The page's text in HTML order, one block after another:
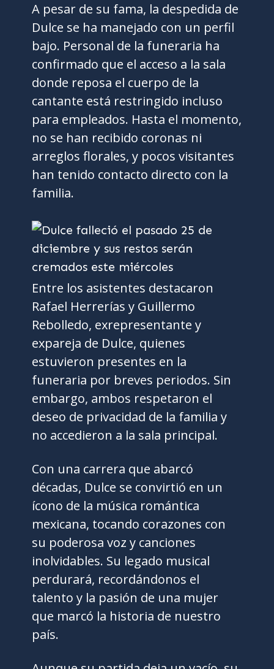
A pesar de su fama, la despedida de
Dulce se ha manejado con un perfil
bajo. Personal de la funeraria ha
confirmado que el acceso a la sala
donde reposa el cuerpo de la
cantante está restringido incluso
para empleados. Hasta el momento,
no se han recibido coronas ni
arreglos florales, y pocos visitantes
han tenido contacto directo con la
familia.
Entre los asistentes destacaron
Rafael Herrerías y Guillermo
Rebolledo, exrepresentante y
expareja de Dulce, quienes
estuvieron presentes en la
funeraria por breves periodos. Sin
embargo, ambos respetaron el
deseo de privacidad de la familia y
no accedieron a la sala principal.
Con una carrera que abarcó
décadas, Dulce se convirtió en un
ícono de la música romántica
mexicana, tocando corazones con
su poderosa voz y canciones
inolvidables. Su legado musical
perdurará, recordándonos el
talento y la pasión de una mujer
que marcó la historia de nuestro
país.